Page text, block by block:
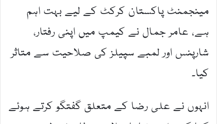
مینجمنٹ پاکستان کرکٹ کے لیے بہت اہم
ہے، عامر جمال نے کیمپ میں اپنی رفتار،
شارپنس اور لمبے سپیلز کی صلاحیت سے متاثر
کیا۔
انہوں نے علی رضا کے متعلق گفتگو کرتے ہوئے